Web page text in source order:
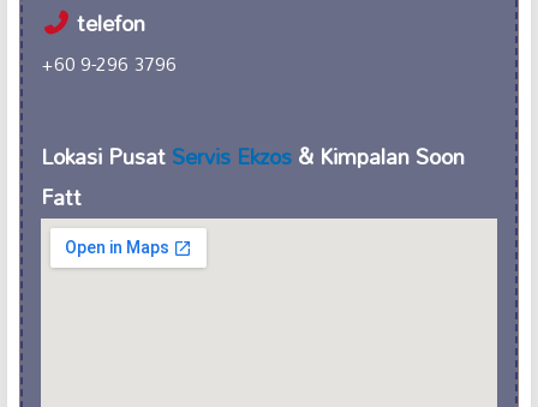
telefon
+60 9-296 3796
Lokasi PusatServis Ekzos& Kimpalan Soon
Fatt